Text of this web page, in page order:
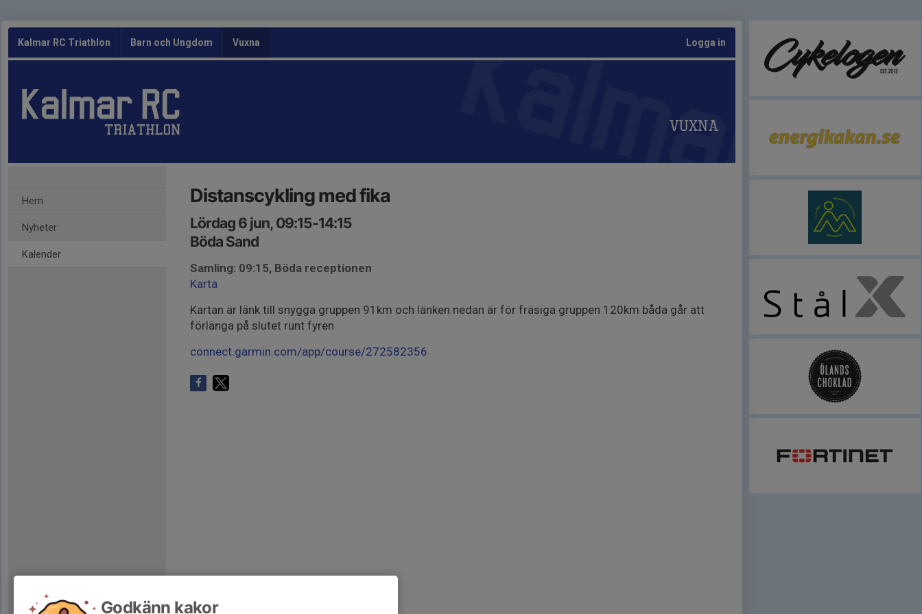
Kalmar RC Triathlon Barn och Ungdom Vuxna Logga in
Vuxna
Hem
Nyheter
Kalender
Distanscykling med fika
Lördag 6 jun, 09:15-14:15
Böda Sand
Samling: 09:15, Böda receptionen
Karta
Kartan är länk till snygga gruppen 91km och länken nedan är för fräsiga gruppen 120km båda går att
förlänga på slutet runt fyren
connect.garmin.com/app/course/272582356
Godkänn kakor